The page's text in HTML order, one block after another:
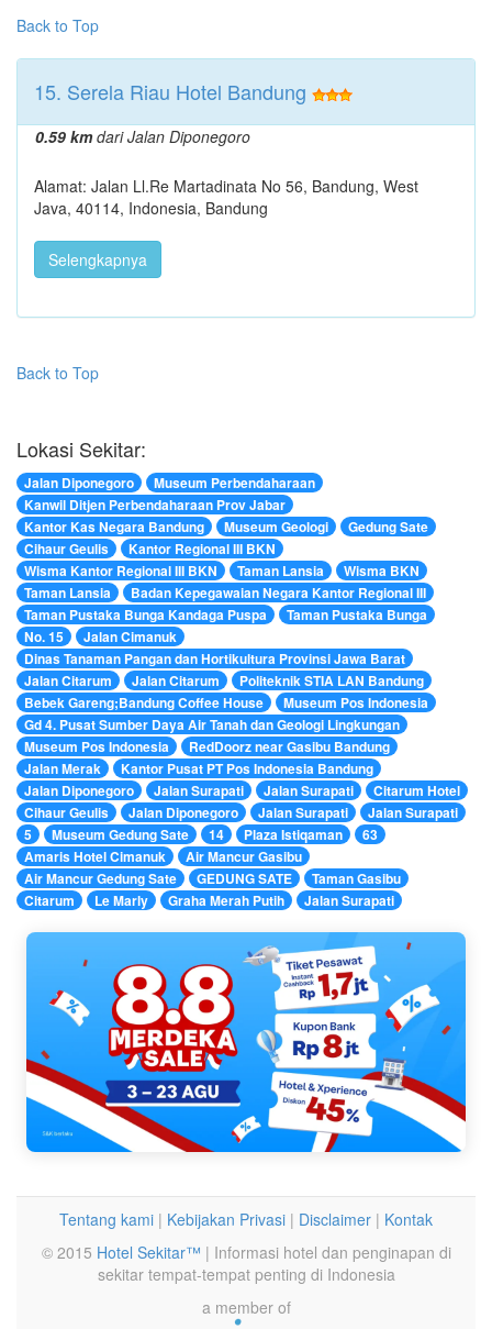
Back to Top
15. Serela Riau Hotel Bandung
0.59 kmdari Jalan Diponegoro
Alamat: Jalan Ll.Re Martadinata No 56, Bandung, West
Java, 40114, Indonesia, Bandung
Selengkapnya
Back to Top
Lokasi Sekitar:
Jalan Diponegoro
Museum Perbendaharaan
Kanwil Ditjen Perbendaharaan Prov Jabar
Kantor Kas Negara Bandung
Museum Geologi
Gedung Sate
Cihaur Geulis
Kantor Regional III BKN
Wisma Kantor Regional III BKN
Taman Lansia
Wisma BKN
Taman Lansia
Badan Kepegawaian Negara Kantor Regional III
Taman Pustaka Bunga Kandaga Puspa
Taman Pustaka Bunga
No. 15
Jalan Cimanuk
Dinas Tanaman Pangan dan Hortikultura Provinsi Jawa Barat
Jalan Citarum
Jalan Citarum
Politeknik STIA LAN Bandung
Bebek Gareng;Bandung Coffee House
Museum Pos Indonesia
Gd 4. Pusat Sumber Daya Air Tanah dan Geologi Lingkungan
Museum Pos Indonesia
RedDoorz near Gasibu Bandung
Jalan Merak
Kantor Pusat PT Pos Indonesia Bandung
Jalan Diponegoro
Jalan Surapati Jalan Surapati
Citarum Hotel
Cihaur Geulis
Jalan Diponegoro Jalan Surapati
Jalan Surapati
5
Museum Gedung Sate 14 Plaza Istiqaman
63
Amaris Hotel Cimanuk
Air Mancur Gasibu
Air Mancur Gedung Sate
GEDUNG SATE
Taman Gasibu
Citarum
Le Marly Graha Merah Putih Jalan Surapati
Tentang kami | Kebijakan Privasi | Disclaimer | Kontak
© 2015 Hotel Sekitar™ | Informasi hotel dan penginapan di
sekitar tempat-tempat penting di Indonesia
a member of